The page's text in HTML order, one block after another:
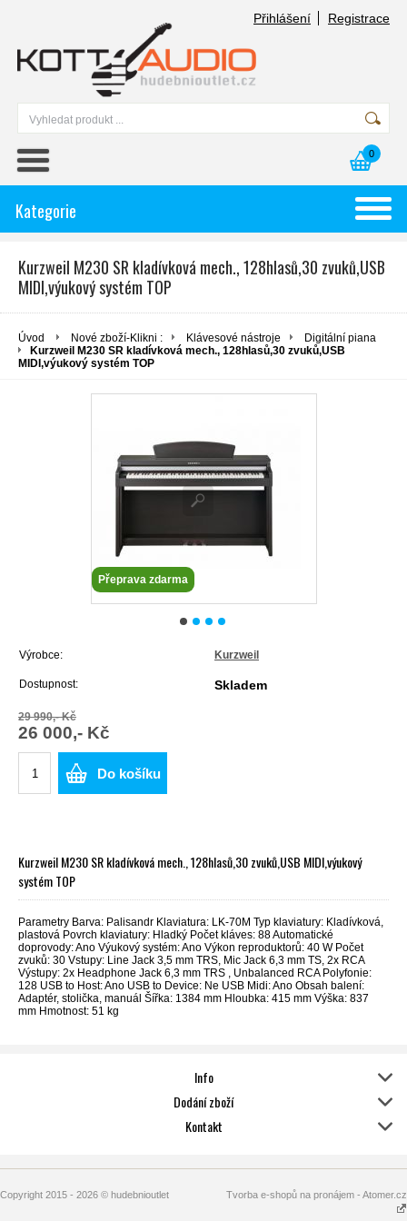
Přihlášení Registrace
0
Kategorie
Kurzweil M230 SR kladívková mech., 128hlasů,30 zvuků,USB
MIDI,výukový systém TOP
Úvod Nové zboží-Klikni : Klávesové nástroje
Digitální piana
Kurzweil M230 SR kladívková mech., 128hlasů,30 zvuků,USB
MIDI,výukový systém TOP
Přeprava zdarma
Výrobce: Kurzweil
Dostupnost: Skladem
29 990,- Kč
26 000,- Kč
Do košíku
Kurzweil M230 SR kladívková mech., 128hlasů,30 zvuků,USB MIDI,výukový
systém TOP
Parametry Barva: Palisandr Klaviatura: LK-70M Typ klaviatury: Kladívková,
plastová Povrch klaviatury: Hladký Počet kláves: 88 Automatické
doprovody: Ano Výukový systém: Ano Výkon reproduktorů: 40 W Počet
zvuků: 30 Vstupy: Line Jack 3,5 mm TRS, Mic Jack 6,3 mm TS, 2x RCA
Výstupy: 2x Headphone Jack 6,3 mm TRS , Unbalanced RCA Polyfonie:
128 USB to Host: Ano USB to Device: Ne USB Midi: Ano Obsah balení:
Adaptér, stolička, manuál Šířka: 1384 mm Hloubka: 415 mm Výška: 837
mm Hmotnost: 51 kg
Info
Dodání zboží
Kontakt
Copyright 2015 - 2026 © hudebnioutlet Tvorba e-shopů na pronájem - Atomer.cz